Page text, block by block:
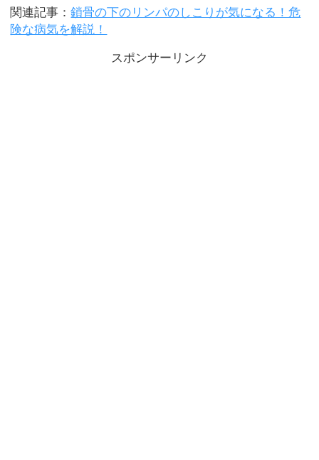
関連記事：鎖骨の下のリンパのしこりが気になる！危
険な病気を解説！
スポンサーリンク